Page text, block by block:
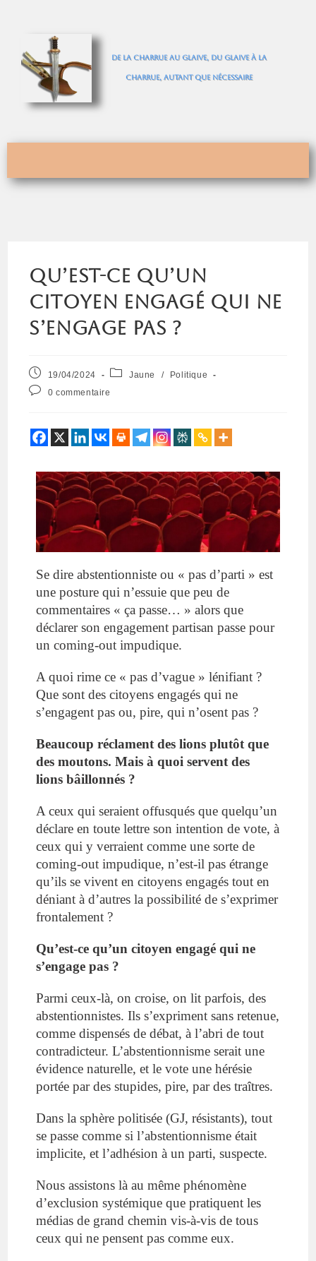
De la charrue au glaive, du glaive à la
charrue, autant que nécessaire
Qu’est-ce qu’un
citoyen engagé qui ne
s’engage pas ?
19/04/2024 Jaune /
Politique
0 commentaire
Se dire abstentionniste ou « pas d’parti » est
une posture qui n’essuie que peu de
commentaires « ça passe… » alors que
déclarer son engagement partisan passe pour
un coming-out impudique.
A quoi rime ce « pas d’vague » lénifiant ?
Que sont des citoyens engagés qui ne
s’engagent pas ou, pire, qui n’osent pas ?
Beaucoup réclament des lions plutôt que
des moutons. Mais à quoi servent des
lions bâillonnés ?
A ceux qui seraient offusqués que quelqu’un
déclare en toute lettre son intention de vote, à
ceux qui y verraient comme une sorte de
coming-out impudique, n’est-il pas étrange
qu’ils se vivent en citoyens engagés tout en
déniant à d’autres la possibilité de s’exprimer
frontalement ?
Qu’est-ce qu’un citoyen engagé qui ne
s’engage pas ?
Parmi ceux-là, on croise, on lit parfois, des
abstentionnistes. Ils s’expriment sans retenue,
comme dispensés de débat, à l’abri de tout
contradicteur. L’abstentionnisme serait une
évidence naturelle, et le vote une hérésie
portée par des stupides, pire, par des traîtres.
Dans la sphère politisée (GJ, résistants), tout
se passe comme si l’abstentionnisme était
implicite, et l’adhésion à un parti, suspecte.
Nous assistons là au même phénomène
d’exclusion systémique que pratiquent les
médias de grand chemin vis-à-vis de tous
ceux qui ne pensent pas comme eux.